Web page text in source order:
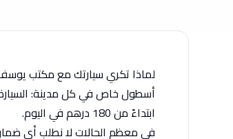
لماذا تكري سيارتك مع مكتب
أسطول خاص في كل مدينة: السيارة
ابتداءً من 180 درهم في اليوم.
في معظم الحالات لا نطلب أي